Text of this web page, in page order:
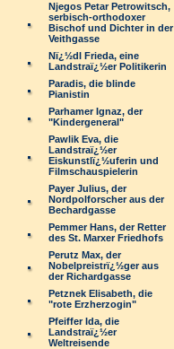
Njegos Petar Petrowitsch,
serbisch-orthodoxer
Bischof und Dichter in der
Veithgasse
Nï¿½dl Frieda, eine
Landstraï¿½er Politikerin
Paradis, die blinde
Pianistin
Parhamer Ignaz, der
"Kindergeneral"
Pawlik Eva, die
Landstraï¿½er
Eiskunstlï¿½uferin und
Filmschauspielerin
Payer Julius, der
Nordpolforscher aus der
Bechardgasse
Pemmer Hans, der Retter
des St. Marxer Friedhofs
Perutz Max, der
Nobelpreistrï¿½ger aus
der Richardgasse
Petznek Elisabeth, die
"rote Erzherzogin"
Pfeiffer Ida, die
Landstraï¿½er
Weltreisende